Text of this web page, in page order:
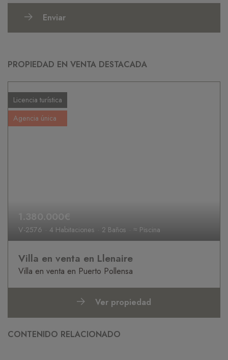
Enviar
PROPIEDAD EN VENTA DESTACADA
Licencia turística
Agencia única
1.380.000€
V-2576 4 Habitaciones 2 Baños ≈ Piscina
Villa en venta en Llenaire
Villa en venta en Puerto Pollensa
Ver propiedad
CONTENIDO RELACIONADO